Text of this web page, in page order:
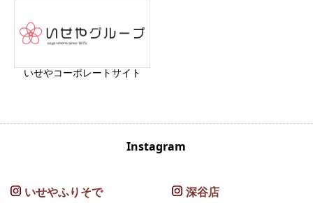
いせやコーポレートサイト
Instagram
いせやふりそで 深谷店